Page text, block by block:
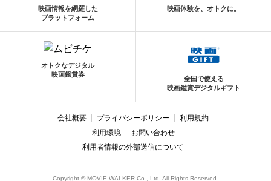
映画情報を網羅した
プラットフォーム
映画体験を、オトクに。
オトクなデジタル
映画鑑賞券
全国で使える
映画鑑賞デジタルギフト
会社概要 プライバシーポリシー
利用規約
利用環境
お問い合わせ
利用者情報の外部送信について
Copyright © MOVIE WALKER Co., Ltd. All Rights Reserved.